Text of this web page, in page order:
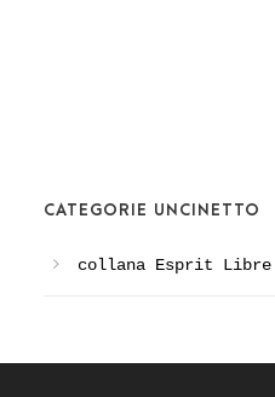
CATEGORIE UNCINETTO
collana Esprit Libre